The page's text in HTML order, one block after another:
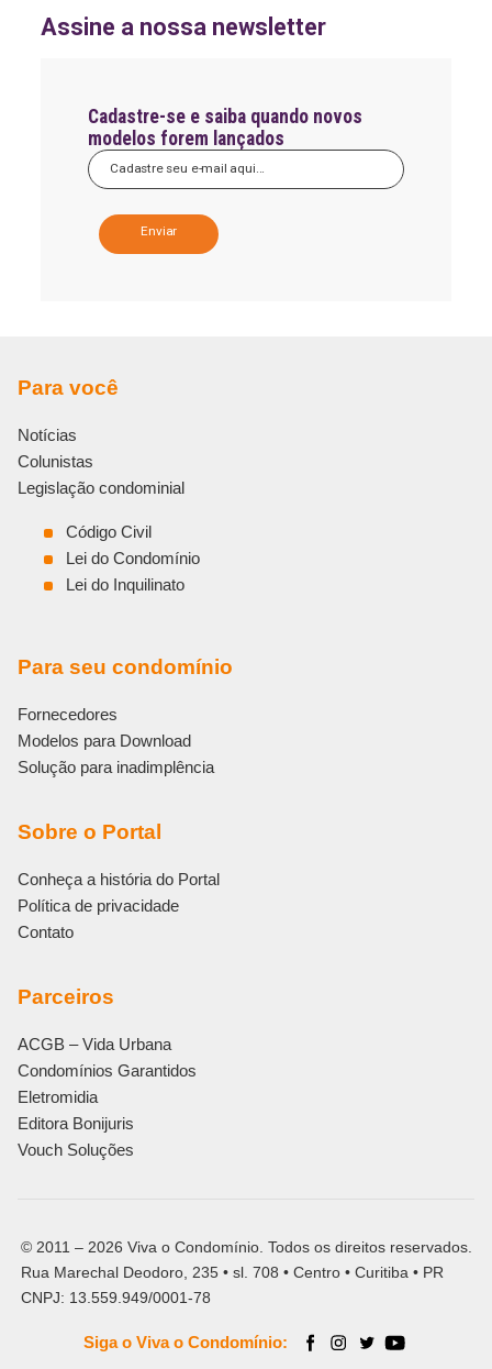
Assine a nossa newsletter
Cadastre-se e saiba quando novos
modelos forem lançados
a
e
:
Para você
Notícias
Colunistas
Legislação condominial
Código Civil
Lei do Condomínio
Lei do Inquilinato
Para seu condomínio
Fornecedores
Modelos para Download
Solução para inadimplência
Sobre o Portal
Conheça a história do Portal
Política de privacidade
Contato
Parceiros
ACGB – Vida Urbana
Condomínios Garantidos
Eletromidia
Editora Bonijuris
Vouch Soluções
© 2011 – 2026 Viva o Condomínio. Todos os direitos reservados.
Rua Marechal Deodoro, 235 • sl. 708 • Centro • Curitiba • PR
CNPJ: 13.559.949/0001-78
Siga o Viva o Condomínio: